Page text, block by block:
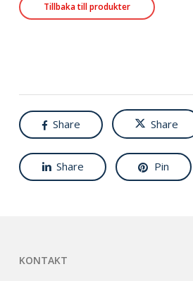
Tillbaka till produkter
Share Share
Share Pin
KONTAKT